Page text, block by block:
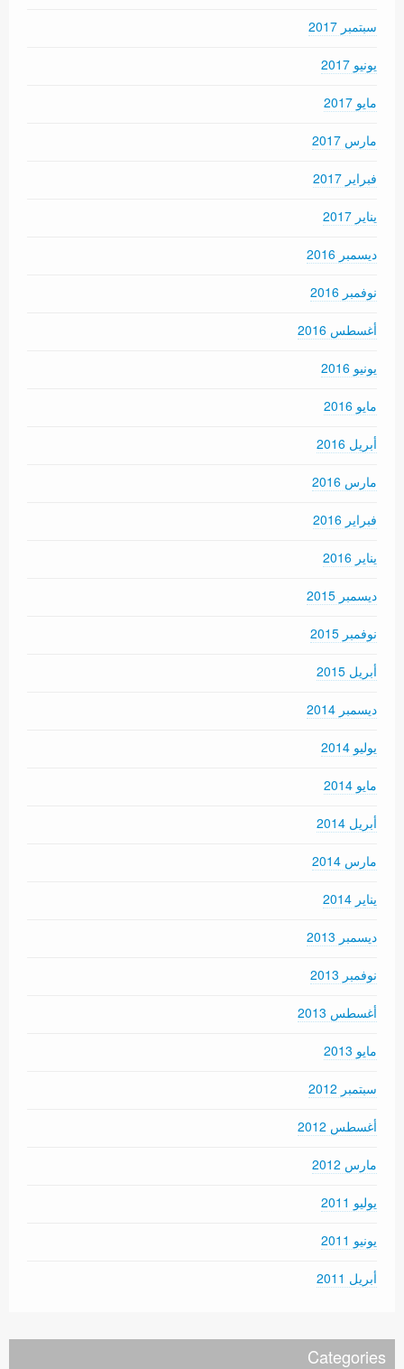
سبتمبر 2017
يونيو 2017
مايو 2017
مارس 2017
فبراير 2017
يناير 2017
ديسمبر 2016
نوفمبر 2016
أغسطس 2016
يونيو 2016
مايو 2016
أبريل 2016
مارس 2016
فبراير 2016
يناير 2016
ديسمبر 2015
نوفمبر 2015
أبريل 2015
ديسمبر 2014
يوليو 2014
مايو 2014
أبريل 2014
مارس 2014
يناير 2014
ديسمبر 2013
نوفمبر 2013
أغسطس 2013
مايو 2013
سبتمبر 2012
أغسطس 2012
مارس 2012
يوليو 2011
يونيو 2011
أبريل 2011
Categories